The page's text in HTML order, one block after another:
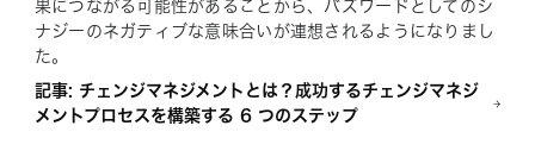
果につながる可能性があることから、バズワードとしてのシ
ナジーのネガティブな意味合いが連想されるようになりまし
た。
記事: チェンジマネジメントとは？成功するチェンジマネジ
メントプロセスを構築する 6 つのステップ